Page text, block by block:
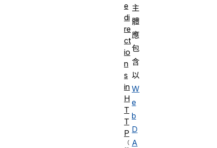
主
體
應
包
含
以
W
e
b
D
A
e
di
re
ct
io
n
s
in
H
T
T
P